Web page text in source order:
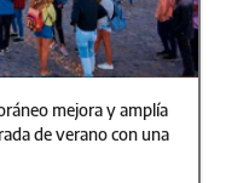
mejora y amplía
de verano con una